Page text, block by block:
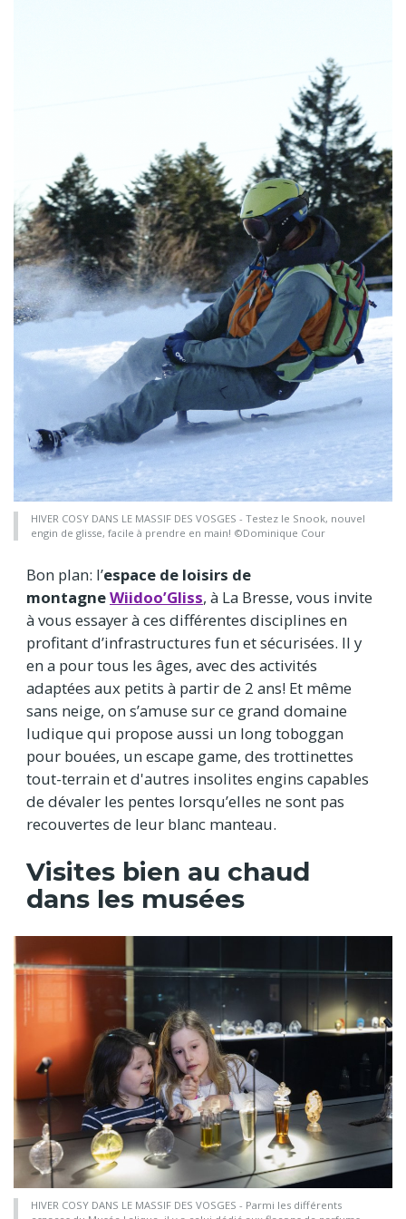
HIVER COSY DANS LE MASSIF DES VOSGES - Testez le Snook, nouvel
engin de glisse, facile à prendre en main! ©Dominique Cour
Bon plan: l’espace de loisirs de
montagneWiidoo’Gliss, à La Bresse, vous invite
à vous essayer à ces différentes disciplines en
profitant d’infrastructures fun et sécurisées. Il y
en a pour tous les âges, avec des activités
adaptées aux petits à partir de 2 ans! Et même
sans neige, on s’amuse sur ce grand domaine
ludique qui propose aussi un long toboggan
pour bouées, un escape game, des trottinettes
tout-terrain et d'autres insolites engins capables
de dévaler les pentes lorsqu’elles ne sont pas
recouvertes de leur blanc manteau.
Visites bien au chaud
dans les musées
HIVER COSY DANS LE MASSIF DES VOSGES - Parmi les différents